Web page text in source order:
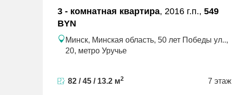
3 - комнатная квартира, 2016 г.п., 549
BYN
Минск, Минская область, 50 лет Победы ул..,
20, метро Уручье
82 / 45 / 13.2 м2 7 этаж